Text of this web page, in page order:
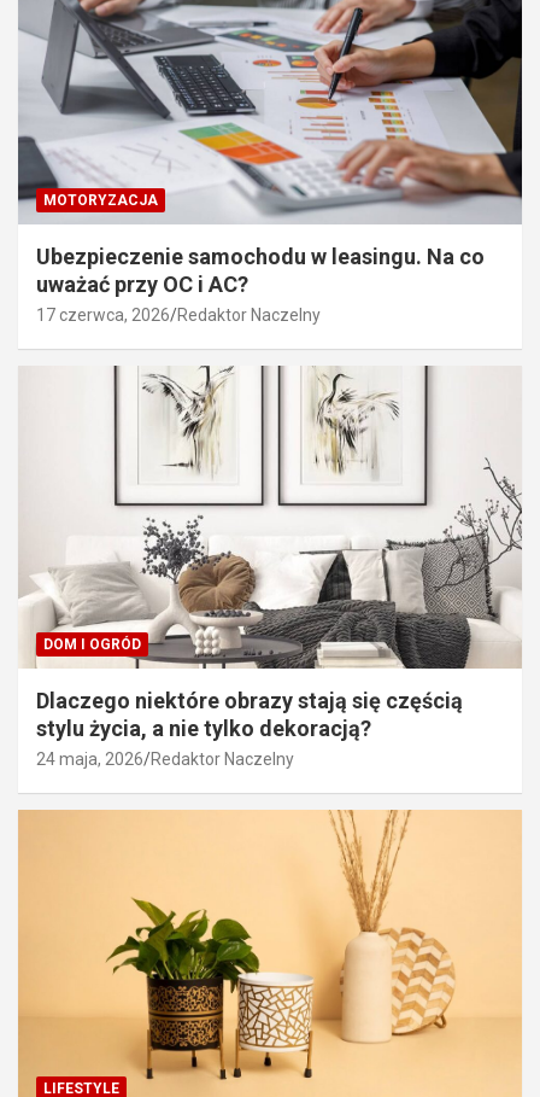
MOTORYZACJA
Ubezpieczenie samochodu w leasingu. Na co
uważać przy OC i AC?
17 czerwca, 2026 Redaktor Naczelny
DOM I OGRÓD
Dlaczego niektóre obrazy stają się częścią
stylu życia, a nie tylko dekoracją?
24 maja, 2026 Redaktor Naczelny
Jakie są najlepsze sklepy internetowe z